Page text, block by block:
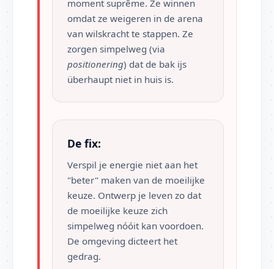
moment suprême. Ze winnen
omdat ze weigeren in de arena
van wilskracht te stappen. Ze
zorgen simpelweg (via
positionering) dat de bak ijs
überhaupt niet in huis is.
De fix:
Verspil je energie niet aan het
"beter" maken van de moeilijke
keuze. Ontwerp je leven zo dat
de moeilijke keuze zich
simpelweg nóóit kan voordoen.
De omgeving dicteert het
gedrag.